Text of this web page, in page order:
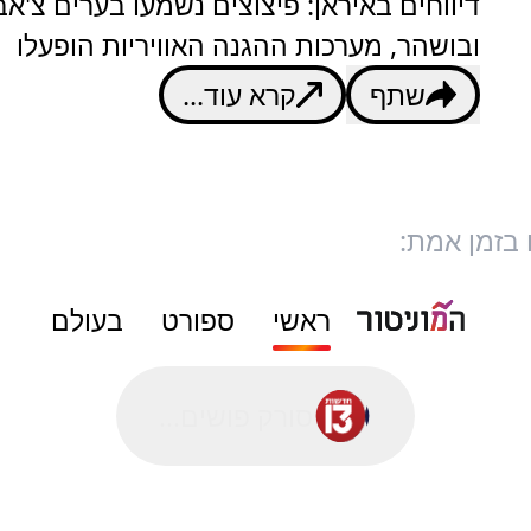
ובושהר, מערכות ההגנה האוויריות הופעלו
קרא עוד...
שתף
בזמן אמת:
ראשי ספורט בעולם